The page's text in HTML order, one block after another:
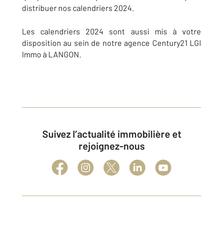
distribuer nos calendriers 2024.
Les calendriers 2024 sont aussi mis à votre
disposition au sein de notre agence Century21 LGI
Immo à LANGON.
Suivez l’actualité immobilière et
rejoignez-nous